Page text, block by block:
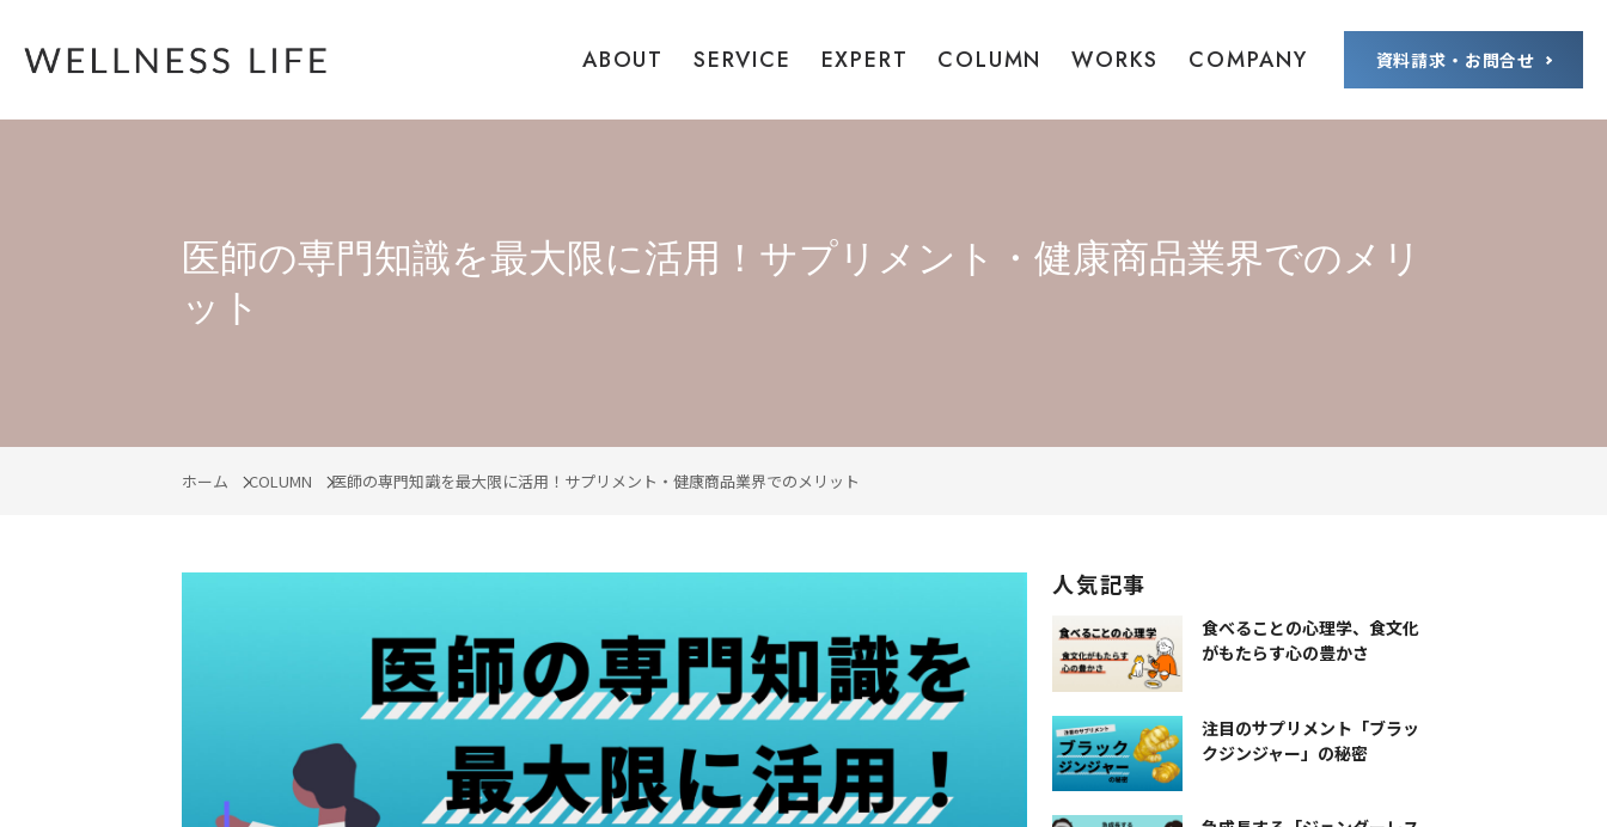
ABOUT SERVICE EXPERT COLUMN WORKS COMPANY 資料請求・お問合せ
医師の専門知識を最大限に活用！サプリメント・健康商品業界でのメリ
ット
ホーム COLUMN 医師の専門知識を最大限に活用！サプリメント・健康商品業界でのメリット
人気記事
食べることの心理学、食文化
がもたらす心の豊かさ
注目のサプリメント「ブラッ
クジンジャー」の秘密